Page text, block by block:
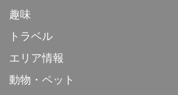
趣味
トラベル
エリア情報
動物・ペット